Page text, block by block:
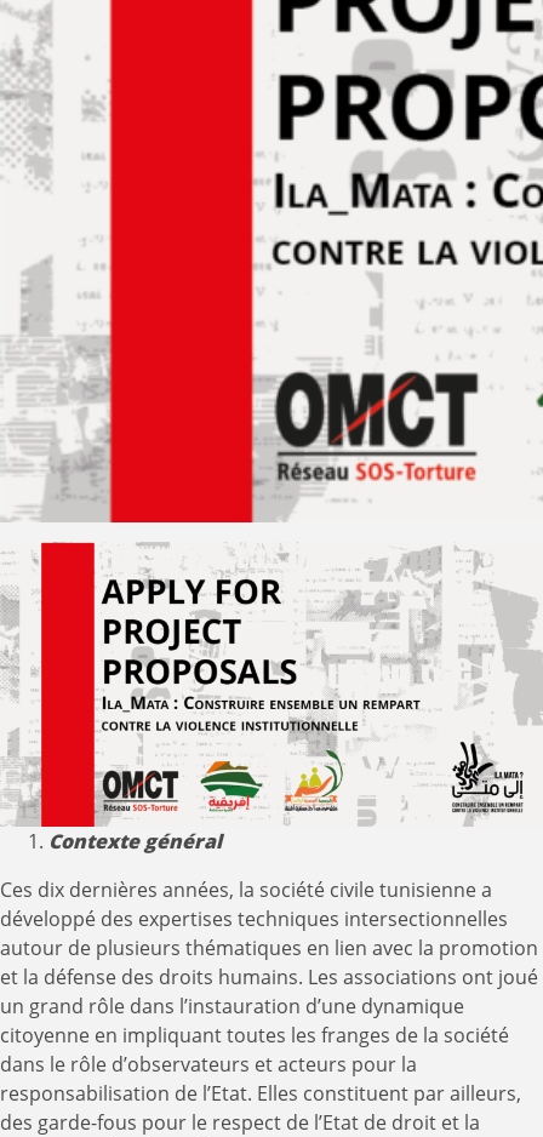
Construire
ensemble
un
rempart
contre
la
violence
institutionnelle
Contexte général
Ces dix dernières années, la société civile tunisienne a
développé des expertises techniques intersectionnelles
autour de plusieurs thématiques en lien avec la promotion
et la défense des droits humains. Les associations ont joué
un grand rôle dans l’instauration d’une dynamique
citoyenne en impliquant toutes les franges de la société
dans le rôle d’observateurs et acteurs pour la
responsabilisation de l’Etat. Elles constituent par ailleurs,
des garde-fous pour le respect de l’Etat de droit et la